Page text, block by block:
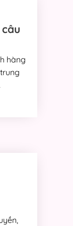
hàng